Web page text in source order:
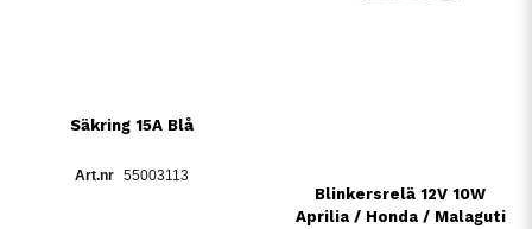
Säkring 15A Blå
55003113
Blinkersrelä 12V 10W
Aprilia / Honda / Malaguti